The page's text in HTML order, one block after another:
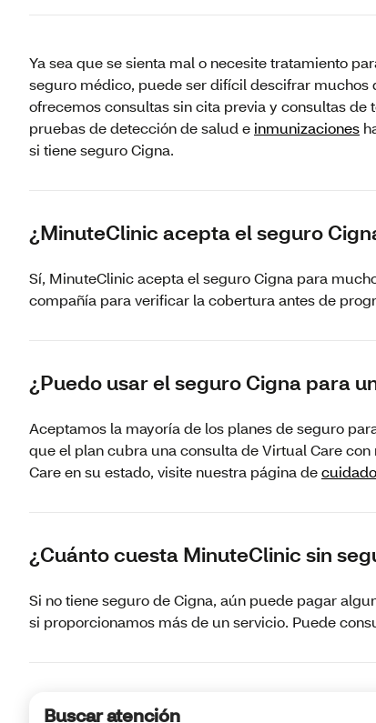
Ya sea que se sienta mal o necesite tratamiento
seguro médico, puede ser difícil descifrar muchos
ofrecemos consultas sin cita previa y consultas
pruebas de detección de salud e inmunizaciones
si tiene seguro Cigna.
¿MinuteClinic acepta el seguro
Sí, MinuteClinic acepta el seguro Cigna para
compañía para verificar la cobertura antes de
¿Puedo usar el seguro Cigna para
Aceptamos la mayoría de los planes de seguro
que el plan cubra una consulta de Virtual Care
Care en su estado, visite nuestra página de
¿Cuánto cuesta MinuteClinic sin
Si no tiene seguro de Cigna, aún puede pagar
si proporcionamos más de un servicio. Puede